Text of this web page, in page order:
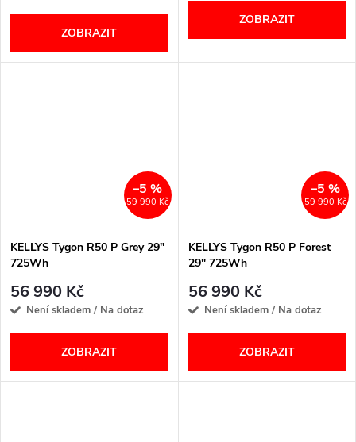
ZOBRAZIT
ZOBRAZIT
59 990 Kč
–5 %
KELLYS Tygon R50 P Grey 29"
725Wh
56 990 Kč
Není skladem / Na dotaz
ZOBRAZIT
59 990 Kč
–5 %
KELLYS Tygon R50 P Forest
29" 725Wh
56 990 Kč
Není skladem / Na dotaz
ZOBRAZIT